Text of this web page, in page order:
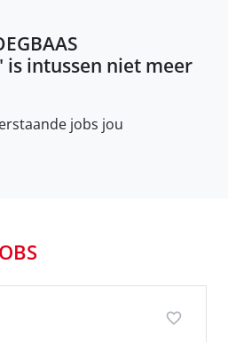
is intussen niet meer
jobs jou